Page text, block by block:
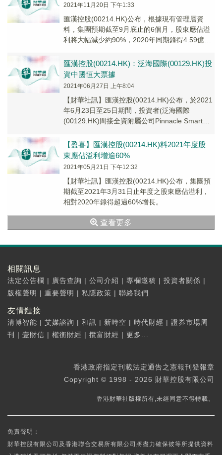
2021年11月20日 下午1:33
匯漢控股(00214.HK)公布，根據現有管理層資
料，集團預期截至9月底止的6個月，股東應佔溢
利將大幅減少約90%，2020年同期錄得4.59億
匯漢控股(00214.HK)：泛海國際(00129.HK)投
資中國恒大票據
2021年06月27日 上午8:04
【財華社訊】匯漢控股(00214.HK)公布，於2021
年6月23日至25日期間，投資者(泛海國際
(00129.HK)間接全資附屬公司Pinnacle Smart
【盈喜】匯漢控股(00214.HK)料2021年度股
東應佔溢利增逾60%
2021年05月21日 下午12:32
【財華社訊】匯漢控股(00214.HK)公布，集團預
期截至2021年3月31日止年度之股東應佔溢利，
相對2020年錄得超過60%增長。
查看更多
相關訊息
法定公告欄 | 廣告查詢 | 公司介紹 | 專欄邀稿 | 投資者關係 |
版權聲明 | 重要聲明 | 私隱政策 | 聯絡我們
友情鏈接
清博智能 | 艾媒諮詢 | 和訊 | 新時空 | 時代財經 | 證券市場周
刊
| 壹財信 | 權衡財經 | 攬富財經 | 更多...
香港政府指定刊載法定通告之憲報刊登報章
Copyright © 1998 - 2026 財華控股有限公司
香港財華社版權所有,未經同意不得轉載。
免責聲明：
財華控股有限公司及香港聯合交易所有限公司將盡力確保彼等所提供資料